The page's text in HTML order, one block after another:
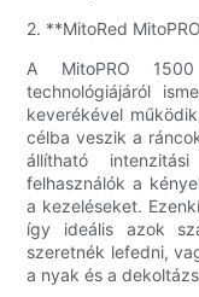
2. **MitoRed
A MitoPRO
technológiájáról
keverékével
célba veszik a
állítható
felhasználók a
a kezeléseket.
így ideális azok
szeretnék lefedni,
a nyak és a